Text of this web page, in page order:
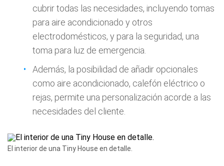
cubrir todas las necesidades, incluyendo tomas
para aire acondicionado y otros
electrodomésticos, y para la seguridad, una
toma para luz de emergencia.
Además, la posibilidad de añadir opcionales
como aire acondicionado, calefón eléctrico o
rejas, permite una personalización acorde a las
necesidades del cliente.
El interior de una Tiny House en detalle.